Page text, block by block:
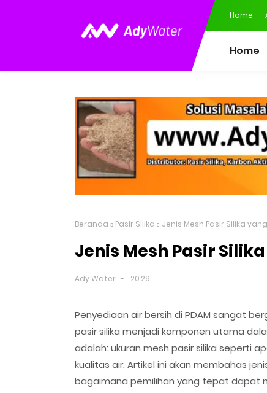
Home
Home
Beranda Pasir Silika Jenis Mesh Pasir Silika
Jenis Mesh Pasir
Ady Water 20.29
Penyediaan air bersih di PDAM sangat
pasir silika menjadi komponen utama
adalah: ukuran mesh pasir silika seperti
kualitas air. Artikel ini akan membahas
bagaimana pemilihan yang tepat dapat